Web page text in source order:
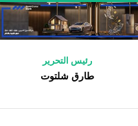
رئيس التحرير
طارق شلتوت